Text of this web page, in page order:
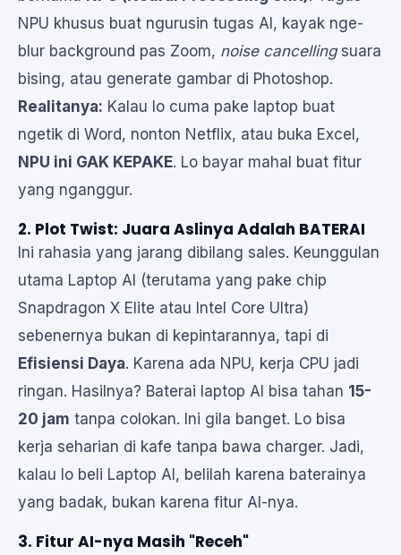
NPU khusus buat ngurusin tugas AI, kayak nge-
blur background pas Zoom, noise cancellingsuara
bising, atau generate gambar di Photoshop.
Realitanya: Kalau lo cuma pake laptop buat
ngetik di Word, nonton Netflix, atau buka Excel,
NPU ini GAK KEPAKE. Lo bayar mahal buat fitur
yang nganggur.
2. Plot Twist: Juara Aslinya Adalah BATERAI
Ini rahasia yang jarang dibilang sales. Keunggulan
utama Laptop AI (terutama yang pake chip
Snapdragon X Elite atau Intel Core Ultra)
sebenernya bukan di kepintarannya, tapi di
Efisiensi Daya. Karena ada NPU, kerja CPU jadi
ringan. Hasilnya? Baterai laptop AI bisa tahan 15-
20 jam tanpa colokan. Ini gila banget. Lo bisa
kerja seharian di kafe tanpa bawa charger. Jadi,
kalau lo beli Laptop AI, belilah karena baterainya
yang badak, bukan karena fitur AI-nya.
3. Fitur AI-nya Masih "Receh"